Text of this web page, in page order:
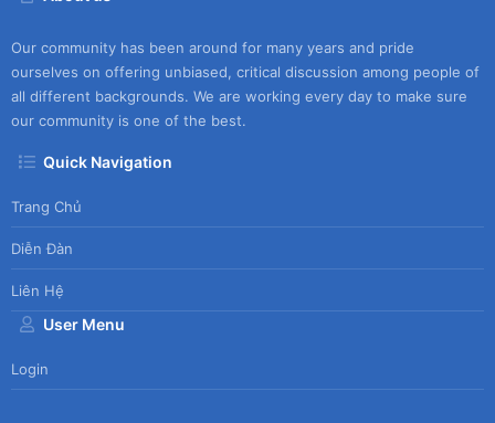
Our community has been around for many years and pride
ourselves on offering unbiased, critical discussion among people of
all different backgrounds. We are working every day to make sure
our community is one of the best.
Quick Navigation
Trang Chủ
Diễn Đàn
Liên Hệ
User Menu
Login